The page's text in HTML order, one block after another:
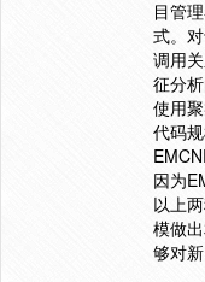
目管
式。
调用
征分
使用
代码
因为
以上
模做
够对